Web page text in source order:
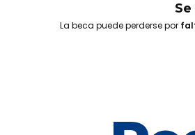
La beca puede perderse por